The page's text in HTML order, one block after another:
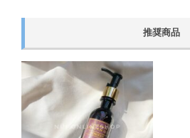
推奨商品